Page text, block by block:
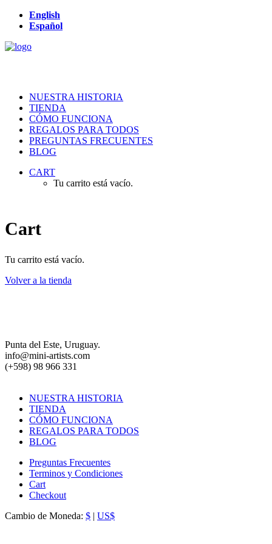
English
Español
NUESTRA HISTORIA
TIENDA
CÓMO FUNCIONA
REGALOS PARA TODOS
PREGUNTAS FRECUENTES
BLOG
CART
Tu carrito está vacío.
Cart
Tu carrito está vacío.
Volver a la tienda
Punta del Este, Uruguay.
info@mini-artists.com
(+598) 98 966 331
NUESTRA HISTORIA
TIENDA
CÓMO FUNCIONA
REGALOS PARA TODOS
BLOG
Preguntas Frecuentes
Terminos y Condiciones
Cart
Checkout
Cambio de Moneda: $ | US$